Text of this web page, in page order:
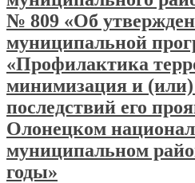
№ 809 «Об
муниципальной
«Профилактика
минимизация и
последствий его
Олонецком
муниципальном
годы»